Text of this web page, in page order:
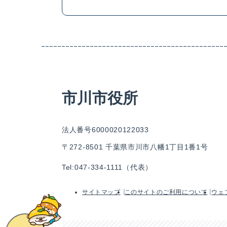
市川市役所
法人番号6000020122033
〒272-8501 千葉県市川市八幡1丁目1番1号
Tel:047-334-1111（代表）
サイトマップ このサイトのご利用について ウェ